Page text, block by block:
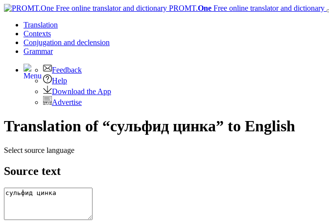
PROMT.One Free online translator and dictionary
Translation
Contexts
Conjugation and declension
Grammar
Feedback
Help
Download the App
Advertise
Translation of “сульфид цинка” to English
Select source language
Source text